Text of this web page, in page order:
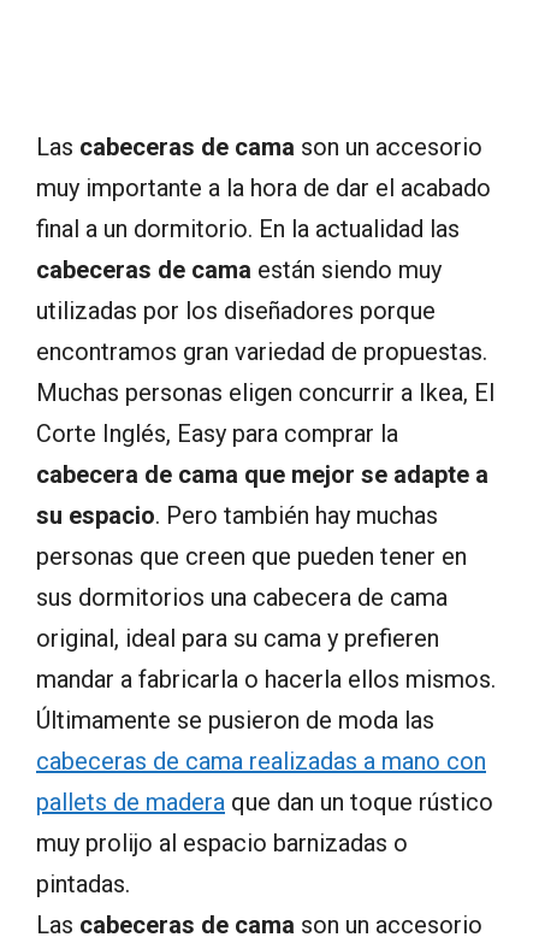
Las cabeceras de cama son un accesorio
muy importante a la hora de dar el acabado
final a un dormitorio. En la actualidad las
cabeceras de cama están siendo muy
utilizadas por los diseñadores porque
encontramos gran variedad de propuestas.
Muchas personas eligen concurrir a Ikea, El
Corte Inglés, Easy para comprar la
cabecera de cama que mejor se adapte a
su espacio. Pero también hay muchas
personas que creen que pueden tener en
sus dormitorios una cabecera de cama
original, ideal para su cama y prefieren
mandar a fabricarla o hacerla ellos mismos.
Últimamente se pusieron de moda las
cabeceras de cama realizadas a mano con
pallets de madera que dan un toque rústico
muy prolijo al espacio barnizadas o
pintadas.
Las cabeceras de cama son un accesorio